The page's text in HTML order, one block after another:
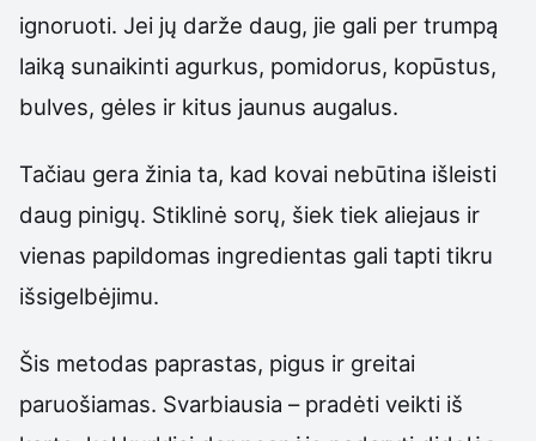
ignoruoti. Jei jų darže daug, jie gali per trumpą
laiką sunaikinti agurkus, pomidorus, kopūstus,
bulves, gėles ir kitus jaunus augalus.
Tačiau gera žinia ta, kad kovai nebūtina išleisti
daug pinigų. Stiklinė sorų, šiek tiek aliejaus ir
vienas papildomas ingredientas gali tapti tikru
išsigelbėjimu.
Šis metodas paprastas, pigus ir greitai
paruošiamas. Svarbiausia – pradėti veikti iš